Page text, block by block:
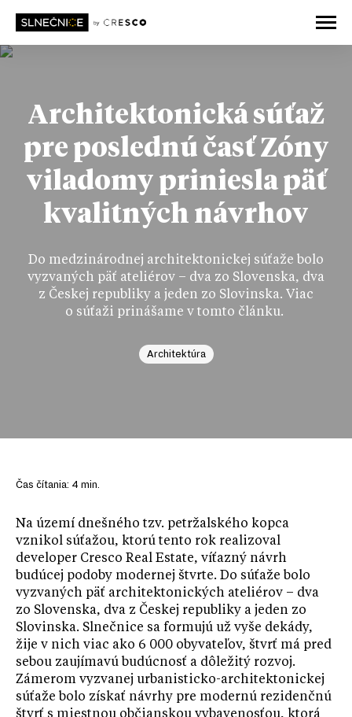
Architektonická súťaž
pre poslednú časť Zóny
viladomy priniesla päť
kvalitných návrhov
Do medzinárodnej architektonickej súťaže bolo
vyzvaných päť ateliérov – dva zo Slovenska, dva
z Českej republiky a jeden zo Slovinska. Viac
o súťaži prinášame v tomto článku.
Architektúra
Čas čítania: 4 min.
Na území dnešného tzv. petržalského kopca
vznikol súťažou, ktorú tento rok realizoval
developer Cresco Real Estate, víťazný návrh
budúcej podoby modernej štvrte. Do súťaže bolo
vyzvaných päť architektonických ateliérov – dva
zo Slovenska, dva z Českej republiky a jeden zo
Slovinska. Slnečnice sa formujú už vyše dekády,
žije v nich viac ako 6 000 obyvateľov, štvrť má pred
sebou zaujímavú budúcnosť a dôležitý rozvoj.
Zámerom vyzvanej urbanisticko-architektonickej
súťaže bolo získať návrhy pre modernú rezidenčnú